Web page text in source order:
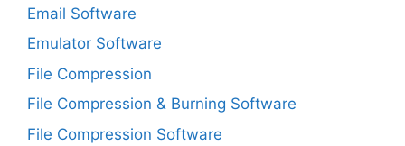
Email Software
Emulator Software
File Compression
File Compression & Burning Software
File Compression Software